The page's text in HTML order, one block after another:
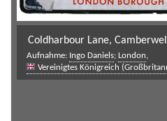
Coldharbour Lane,
Aufnahme: Ingo Daniels; London
Vereinigtes Königreich